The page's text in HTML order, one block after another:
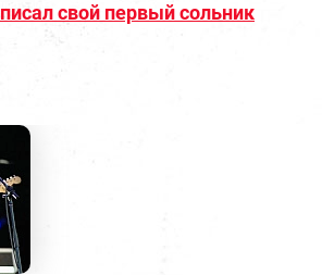
свой первый сольник